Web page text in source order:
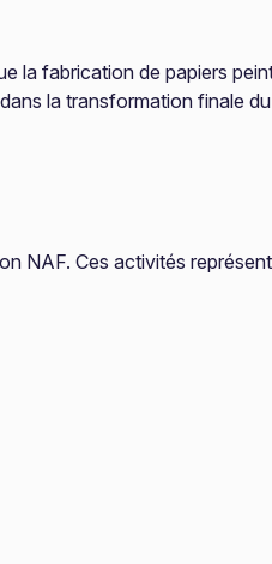
la fabrication de papiers
la transformation finale
NAF. Ces activités